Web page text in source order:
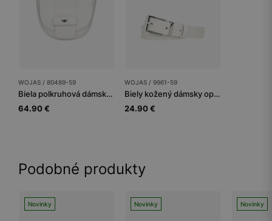
WOJAS / 80489-59
Biela polkruhová dámska kabelka z kože
64.90 €
WOJAS / 9961-59
Biely kožený dámsky opasok so striebornou prackou
24.90 €
Podobné produkty
Novinky Novinky Novinky